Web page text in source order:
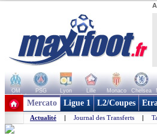
OM PSG Lyon Lille Monaco Chelsea
+ de clubs
Mercato Ligue 1 L2/Coupes
Actualité | Journal des Transferts |